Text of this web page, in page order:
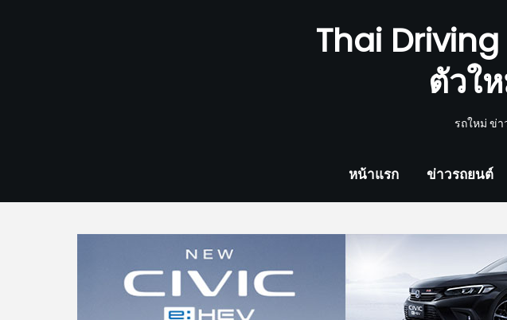
Thai Driving
ตัวใ
รถใหม่ ข่า
หน้าแรก ข่าวรถยนต์